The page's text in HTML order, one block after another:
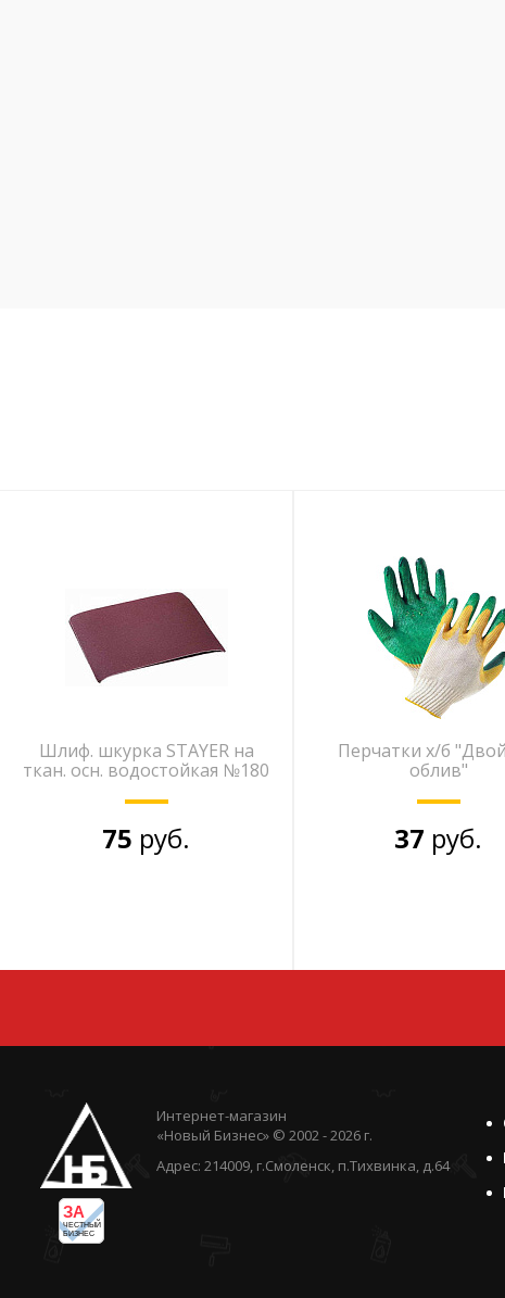
Шлиф. шкурка STAYER на
ткан. осн. водостойкая №180
75 руб.
Перчатки х/б
облив"
37 руб.
ЗА
ЧЕСТНЫЙ
БИЗНЕС
Интернет-магазин
«Новый Бизнес» © 2002 - 2026 г.
Адрес: 214009, г.Смоленск, п.Тихвинка, д.64